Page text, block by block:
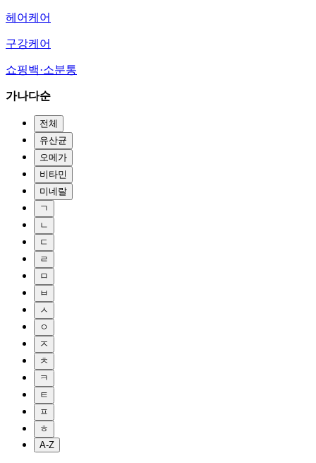
헤어케어
구강케어
쇼핑백·소분통
가나다순
전체
유산균
오메가
비타민
미네랄
ㄱ
ㄴ
ㄷ
ㄹ
ㅁ
ㅂ
ㅅ
ㅇ
ㅈ
ㅊ
ㅋ
ㅌ
ㅍ
ㅎ
A-Z